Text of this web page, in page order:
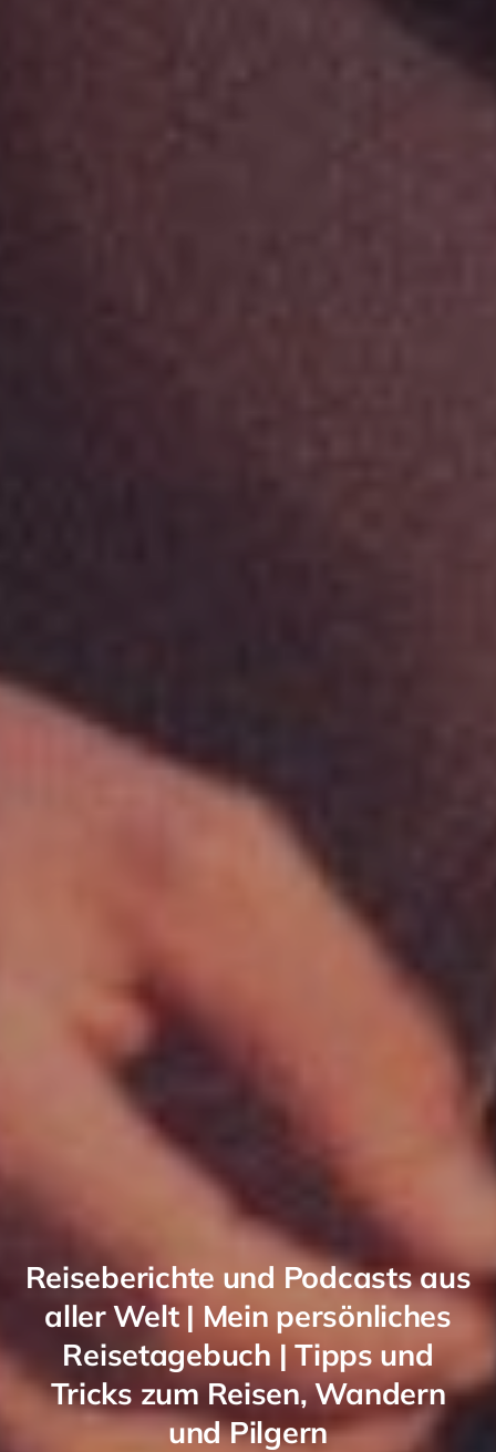
Reiseberichte und Podcasts aus
aller Welt | Mein persönliches
Reisetagebuch | Tipps und
Tricks zum Reisen, Wandern
und Pilgern